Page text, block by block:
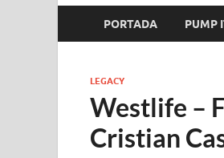
PORTADA PUMP
LEGACY
Westlife –
Cristian